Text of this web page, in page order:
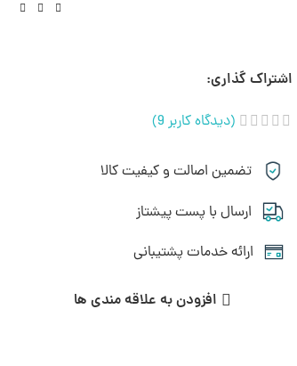
اشتراک گذاری:
(دیدگاه کاربر 9
)
تضمین اصالت و کیفیت کالا
ارسال با پست پیشتاز
ارائه خدمات پشتیبانی
افزودن به علاقه مندی ها